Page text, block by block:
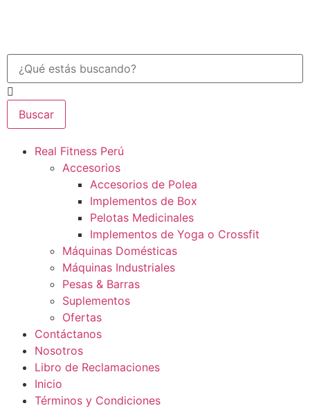
Buscar
Real Fitness Perú
Accesorios
Accesorios de Polea
Implementos de Box
Pelotas Medicinales
Implementos de Yoga o Crossfit
Máquinas Domésticas
Máquinas Industriales
Pesas & Barras
Suplementos
Ofertas
Contáctanos
Nosotros
Libro de Reclamaciones
Inicio
Términos y Condiciones